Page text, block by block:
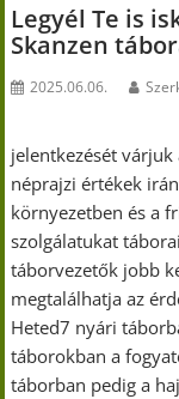
Legyél Te is
Skanzen
2025.06.06.
jelentkezését
néprajzi értékek
környezetben és a
szolgálatukat
táborvezetők jobb
megtalálhatja az
Heted7 nyári
táborokban a
táborban pedig a